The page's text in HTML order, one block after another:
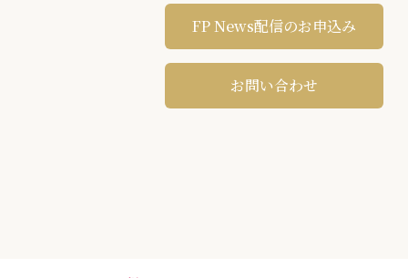
FP News配信のお申込み
お問い合わせ